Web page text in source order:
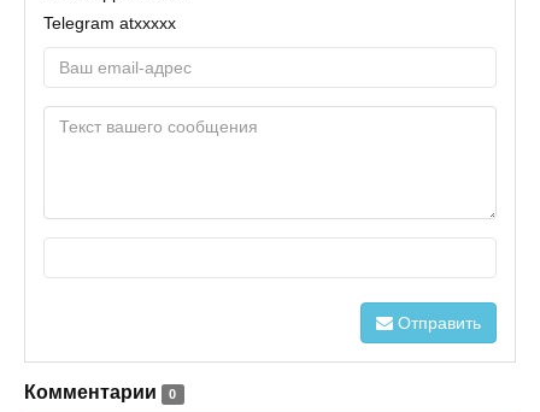
Telegram atxxxxx
Отправить
Комментарии 0